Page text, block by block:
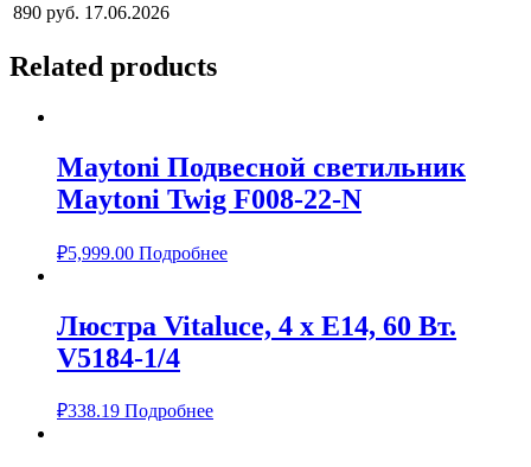
890 руб. 17.06.2026
Related products
Maytoni Подвесной светильник
Maytoni Twig F008-22-N
₽5,999.00 Подробнее
Люстра Vitaluce, 4 х Е14, 60 Вт.
V5184-1/4
₽338.19 Подробнее